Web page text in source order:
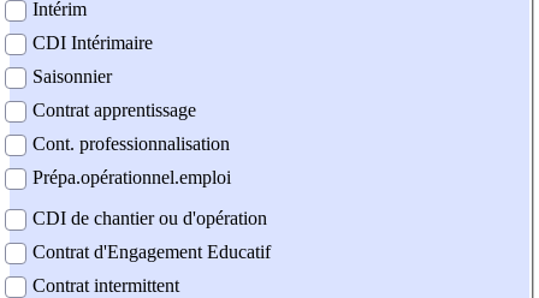
Intérim
CDI Intérimaire
Saisonnier
Contrat apprentissage
Cont. professionnalisation
Prépa.opérationnel.emploi
CDI de chantier ou d'opération
Contrat d'Engagement Educatif
Contrat intermittent